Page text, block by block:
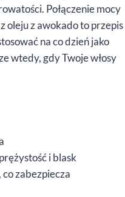
Połączenie mocy
oleju z awokado to przepis
na co dzień jako
wtedy, gdy Twoje włosy
i blask
co zabezpiecza